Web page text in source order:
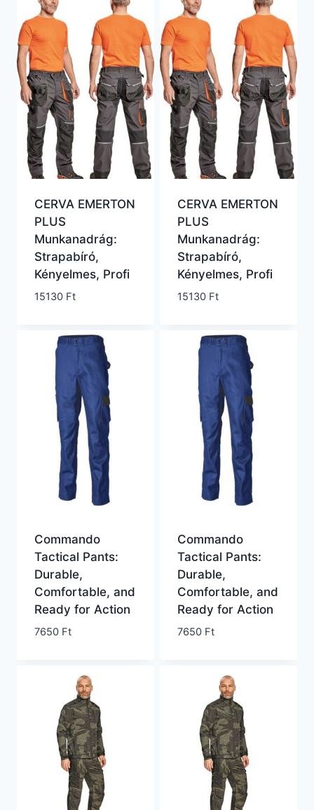
7020 Ft.6890 Ft. 7020 Ft.6890 Ft.
CERVA EMERTON
PLUS
Munkanadrág:
Strapabíró,
Kényelmes, Profi
15130 Ft
CERVA EMERTON
PLUS
Munkanadrág:
Strapabíró,
Kényelmes, Profi
15130 Ft
Commando
Tactical Pants:
Durable,
Comfortable, and
Ready for Action
7650 Ft
Commando
Tactical Pants:
Durable,
Comfortable, and
Ready for Action
7650 Ft